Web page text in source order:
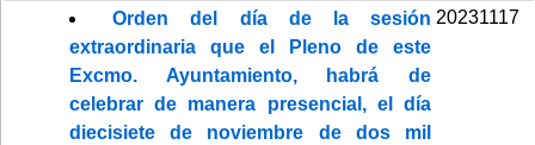
Orden del día de la sesión
extraordinaria que el Pleno de este
Excmo. Ayuntamiento, habrá de
celebrar de manera presencial, el día
diecisiete de noviembre de dos mil
20231117